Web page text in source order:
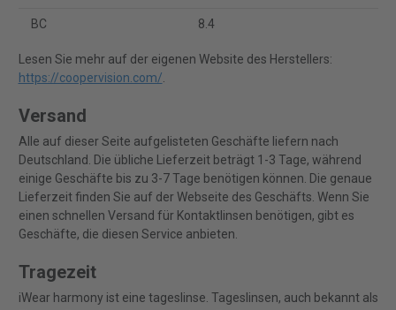
BC 8.4
Lesen Sie mehr auf der eigenen Website des Herstellers:
https://coopervision.com/.
Versand
Alle auf dieser Seite aufgelisteten Geschäfte liefern nach
Deutschland. Die übliche Lieferzeit beträgt 1-3 Tage, während
einige Geschäfte bis zu 3-7 Tage benötigen können. Die genaue
Lieferzeit finden Sie auf der Webseite des Geschäfts. Wenn Sie
einen schnellen Versand für Kontaktlinsen benötigen, gibt es
Geschäfte, die diesen Service anbieten.
Tragezeit
iWear harmony ist eine tageslinse. Tageslinsen, auch bekannt als